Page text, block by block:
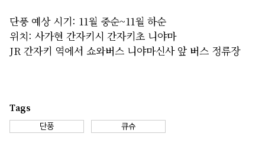
단풍 예상 시기: 11월 중순~11월 하순
위치: 사가현 간자키시 간자키초 니야마
JR 간자키 역에서 쇼와버스 니야마신사 앞 버스 정류장
Tags
단풍 큐슈